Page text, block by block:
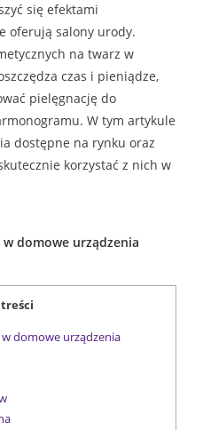
się efektami
oferują salony urody.
na twarz w
czas i pieniądze,
pielęgnację do
W tym artykule
dostępne na rynku oraz
korzystać z nich w
domowe urządzenia
treści
domowe urządzenia